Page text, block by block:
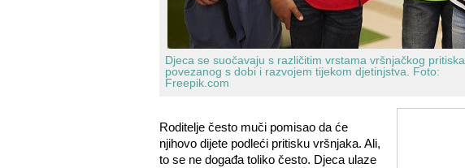
Djeca se suočavaju s različitim vrstama vršnjačkog pritiska
povezanog s dobi i razvojem tijekom djetinjstva. Foto:
Freepik.com
Roditelje često muči pomisao da će
njihovo dijete podleći pritisku vršnjaka. Ali,
to se ne događa toliko često. Djeca ulaze